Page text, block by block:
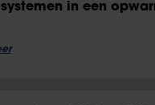
in een